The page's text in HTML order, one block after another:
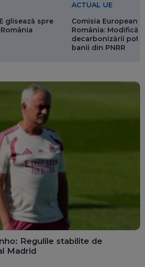
glisează spre
ACTUAL UE
Comisia Europeană
România:
decarbonizării pot
banii din PNRR
Regulile stabilite de
Madrid